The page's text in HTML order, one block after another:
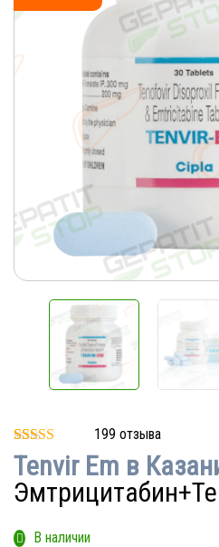
Рейтинг
5.00 из 5 на
основе
опроса
199
пользователей
199 отзыва
Tenvir Em в
В наличии